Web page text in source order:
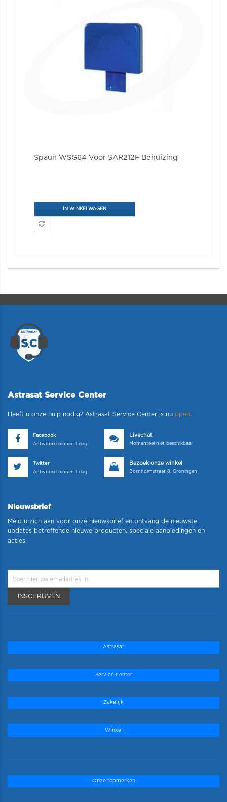
Spaun WSG64 Voor SAR212F Behuizing
IN WINKELWAGEN
Astrasat Service Center
Heeft u onze hulp nodig? Astrasat Service Center is nu open.
Facebook
Antwoord binnen 1 dag
Livechat
Momenteel niet beschikbaar
Twitter
Antwoord binnen 1 dag
Bezoek onze winkel
Bornholmstraat 8, Groningen
Nieuwsbrief
Meld u zich aan voor onze nieuwsbrief en ontvang de nieuwste
updates betreffende nieuwe producten, speciale aanbiedingen en
acties.
INSCHRIJVEN
Astrasat
Service Center
Zakelijk
Winkel
Onze topmerken